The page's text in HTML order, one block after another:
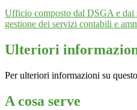
Ufficio composto dal DSGA e dai
gestione dei servizi contabili e
Ulteriori
Per ulteriori informazioni su
A cosa serve